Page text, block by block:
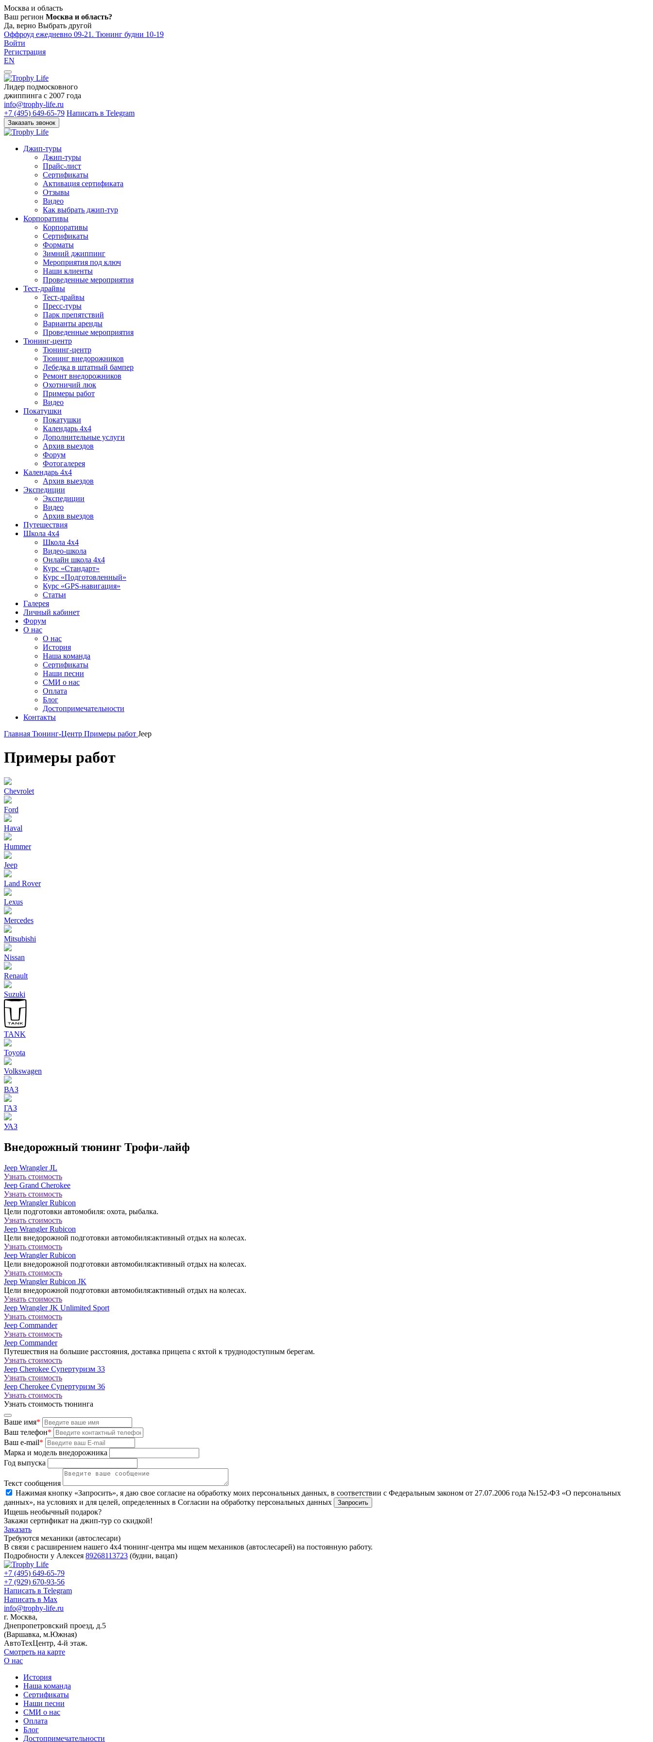
Москва и область
Ваш регион Москва и область?
Да, верно Выбрать другой
Оффроуд ежедневно 09-21. Тюнинг будни 10-19
Войти
Регистрация
EN
Лидер подмосковного
джиппинга c 2007 года
info@trophy-life.ru
+7 (495) 649-65-79 Написать в Telegram
Заказать звонок
Джип-туры
Джип-туры
Прайс-лист
Сертификаты
Активация сертификата
Отзывы
Видео
Как выбрать джип-тур
Корпоративы
Корпоративы
Сертификаты
Форматы
Зимний джиппинг
Мероприятия под ключ
Наши клиенты
Проведенные мероприятия
Тест-драйвы
Тест-драйвы
Пресс-туры
Парк препятствий
Варианты аренды
Проведенные мероприятия
Тюнинг-центр
Тюнинг-центр
Тюнинг внедорожников
Лебедка в штатный бампер
Ремонт внедорожников
Охотничий люк
Примеры работ
Видео
Покатушки
Покатушки
Календарь 4х4
Дополнительные услуги
Архив выездов
Форум
Фотогалерея
Календарь 4х4
Архив выездов
Экспедиции
Экспедиции
Видео
Архив выездов
Путешествия
Школа 4х4
Школа 4х4
Видео-школа
Онлайн школа 4х4
Курс «Стандарт»
Курс «Подготовленный»
Курс «GPS-навигация»
Статьи
Галерея
Личный кабинет
Форум
О нас
О нас
История
Наша команда
Сертификаты
Наши песни
СМИ о нас
Оплата
Блог
Достопримечательности
Контакты
Главная Тюнинг-Центр Примеры работ Jeep
Примеры работ
Chevrolet
Ford
Haval
Hummer
Jeep
Land Rover
Lexus
Mercedes
Mitsubishi
Nissan
Renault
Suzuki
TANK
Toyota
Volkswagen
ВАЗ
ГАЗ
УАЗ
Внедорожный тюнинг Трофи-лайф
Jeep Wrangler JL
Узнать стоимость
Jeep Grand Cherokee
Узнать стоимость
Jeep Wrangler Rubicon
Цели подготовки автомобиля: охота, рыбалка.
Узнать стоимость
Jeep Wrangler Rubicon
Цели внедорожной подготовки автомобиля:активный отдых на колесах.
Узнать стоимость
Jeep Wrangler Rubicon
Цели внедорожной подготовки автомобиля:активный отдых на колесах.
Узнать стоимость
Jeep Wrangler Rubicon JK
Цели внедорожной подготовки автомобиля:активный отдых на колесах.
Узнать стоимость
Jeep Wrangler JK Unlimited Sport
Узнать стоимость
Jeep Commander
Узнать стоимость
Jeep Commander
Путешествия на большие расстояния, доставка прицепа с яхтой к труднодоступным берегам.
Узнать стоимость
Jeep Cherokee Супертуризм 33
Узнать стоимость
Jeep Cherokee Супертуризм 36
Узнать стоимость
Узнать стоимость тюнинга
Ваше имя*
Ваш телефон*
Ваш e-mail*
Марка и модель внедорожника
Год выпуска
Текст сообщения
Нажимая кнопку «Запросить», я даю свое согласие на обработку моих персональных данных, в соответствии с Федеральным законом от 27.07.2006 года №152-ФЗ «О персональных
данных», на условиях и для целей, определенных в Согласии на обработку персональных данных
Запросить
Ищешь необычный подарок?
Закажи сертификат на джип-тур со скидкой!
Заказать
Требуются механики (автослесари)
В связи с расширением нашего 4х4 тюнинг-центра мы ищем механиков (автослесарей) на постоянную работу.
Подробности у Алексея 89268113723 (будни, вацап)
+7 (495) 649-65-79
+7 (929) 670-93-56
Написать в Telegram
Написать в Max
info@trophy-life.ru
г. Москва,
Днепропетровский проезд, д.5
(Варшавка, м.Южная)
АвтоТехЦентр, 4-й этаж.
Смотреть на карте
О нас
История
Наша команда
Сертификаты
Наши песни
СМИ о нас
Оплата
Блог
Достопримечательности